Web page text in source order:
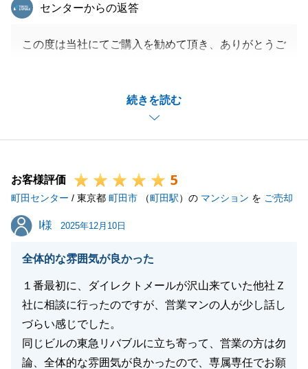
続きを読む
東急リバブル
センターからの返答
この度は当社にてご購入を勧めて頂き、ありがとうご
とお時間のご調整を頂きまして、誠にありがとうござ
また知人のご紹介やご相談など、当社にご相談を頂け
引き続き、不動産に関するご相談がある時にはお声が
けを頂けたら、嬉しいです。
今後の新しい生活のご多幸を祈っております。
お客様評価 5
町田センター / 東京都 町田市 （町田駅）の マンション を ご売却
I様
I様 2025年12月10日
全体的な雰囲気が良かった
１番最初に、ダイレクトメールが沢山来ていた他社Ｚ
社に相談に行ったのですが、営業マンの人が少し話し
づらい感じでした。
同じビルの東急リバブルに立ち寄って、営業の方は勿
論、全体的な雰囲気が良かったので、専属専任でお願